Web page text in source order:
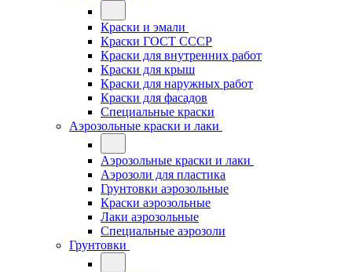
Краски и эмали
Краски ГОСТ СССР
Краски для внутренних работ
Краски для крыш
Краски для наружных работ
Краски для фасадов
Специальные краски
Аэрозольные краски и лаки
Аэрозольные краски и лаки
Аэрозоли для пластика
Грунтовки аэрозольные
Краски аэрозольные
Лаки аэрозольные
Специальные аэрозоли
Грунтовки